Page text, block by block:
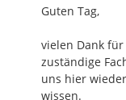
Guten Tag,
vielen Dank
zuständige
uns hier
wissen.